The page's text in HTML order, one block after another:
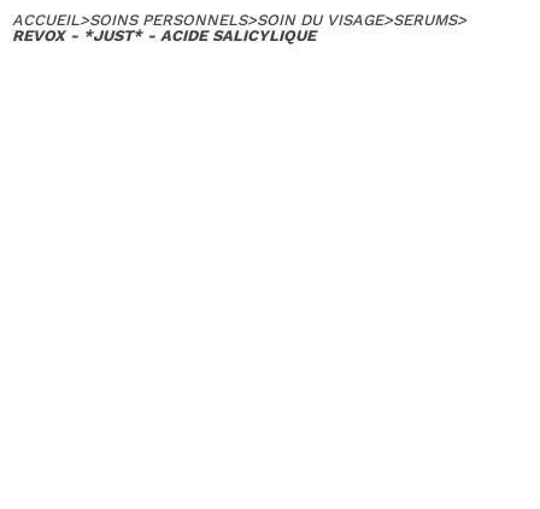
ACCUEIL>SOINS PERSONNELS>SOIN DU VISAGE>SERUMS>
REVOX - *JUST* - ACIDE SALICYLIQUE